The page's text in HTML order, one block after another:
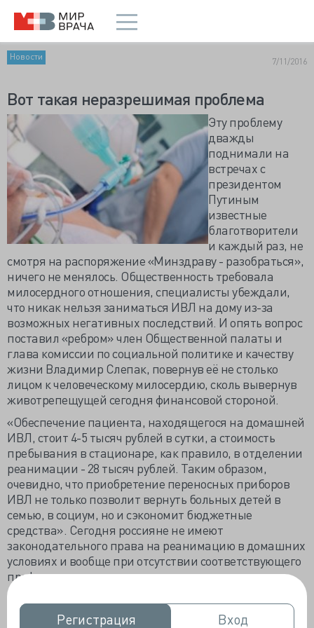
Регистрация
Регистрация Вход
Вход
Новости 7/11/2016
Вот такая неразрешимая проблема
Эту проблему
дважды
поднимали на
встречах с
президентом
Путиным
известные
благотворители
и каждый раз, не
смотря на распоряжение «Минздраву - разобраться»,
ничего не менялось. Общественность требовала
милосердного отношения, специалисты убеждали,
что никак нельзя заниматься ИВЛ на дому из-за
возможных негативных последствий. И опять вопрос
поставил «ребром» член Общественной палаты и
глава комиссии по социальной политике и качеству
жизни Владимир Слепак, повернув её не столько
лицом к человеческому милосердию, сколь вывернув
животрепещущей сегодня финансовой стороной.
«Обеспечение пациента, находящегося на домашней
ИВЛ, стоит 4-5 тысяч рублей в сутки, а стоимость
пребывания в стационаре, как правило, в отделении
реанимации - 28 тысяч рублей. Таким образом,
очевидно, что приобретение переносных приборов
ИВЛ не только позволит вернуть больных детей в
семью, в социум, но и сэкономит бюджетные
средства». Сегодня россияне не имеют
законодательного права на реанимацию в домашних
условиях и вообще при отсутствии соответствующего
профессионального диплома.
Тем не менее, постоянно и годами получающих
дыхание только «из аппарата» российских детишек